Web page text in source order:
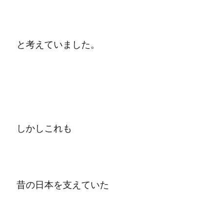
と考えていました。
しかしこれも
昔の日本を支えていた